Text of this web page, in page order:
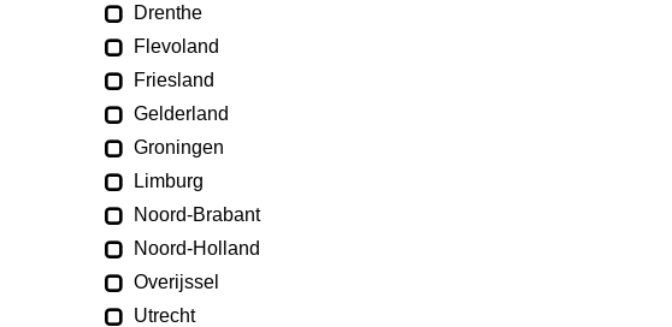
Drenthe
Flevoland
Friesland
Gelderland
Groningen
Limburg
Noord-Brabant
Noord-Holland
Overijssel
Utrecht